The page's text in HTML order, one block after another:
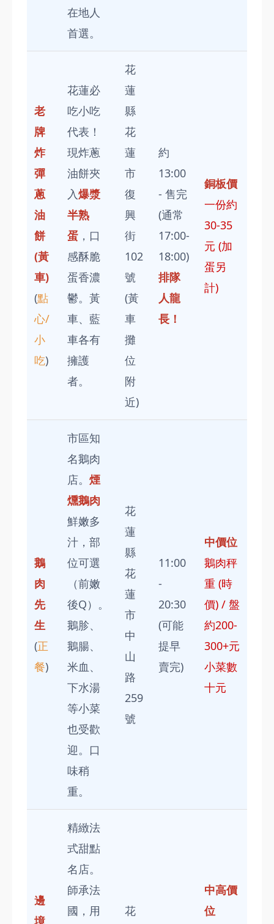
在地人
首選。
老
牌
炸
彈
蔥
油
餅
(黃
車)
(點
心/
小
吃)
花蓮必
吃小吃
代表！
現炸蔥
油餅夾
入爆漿
半熟
蛋 ，口
感酥脆
蛋香濃
鬱。黃
車、藍
車各有
擁護
者。
花
蓮
縣
花
蓮
市
復
興
街
102
號
(黃
車
攤
位
附
近)
約
13:00
- 售完
(通常
17:00-
18:00)
排隊
人龍
長！
銅板價
一份約
30-35
元 (加
蛋另
計)
鵝
肉
先
生
(正
餐)
市區知
名鵝肉
店。 煙
燻鵝肉
鮮嫩多
汁，部
位可選
（前嫩
後Q）。
鵝胗、
鵝腸、
米血、
下水湯
等小菜
也受歡
迎。口
味稍
重。
花
蓮
縣
花
蓮
市
中
山
路
259
號
11:00
-
20:30
(可能
提早
賣完)
中價位
鵝肉秤
重 (時
價) / 盤
約200-
300+元
小菜數
十元
邊
精緻法
式甜點
名店。
師承法
國，用
花
中高價
位